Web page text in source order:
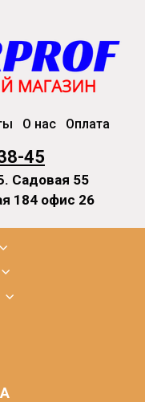
О нас Оплата
45
Садовая 55
184 офис 26